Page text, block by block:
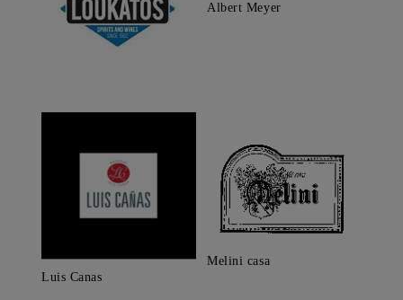
Albert Meyer
Luis Canas
Melini casa